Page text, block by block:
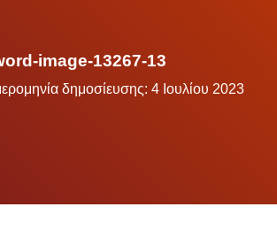
image-13267-13
δημοσίευσης: 4 Ιουλίου 2023